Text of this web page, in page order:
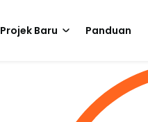
Projek Baru Panduan